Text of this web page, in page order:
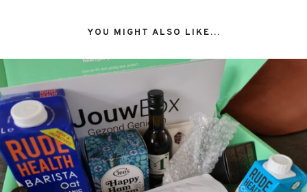
YOU MIGHT ALSO LIKE...